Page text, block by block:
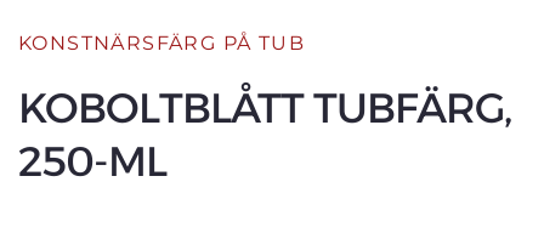
KONSTNÄRSFÄRG PÅ TUB
KOBOLTBLÅTT TUBFÄRG,
250-ML